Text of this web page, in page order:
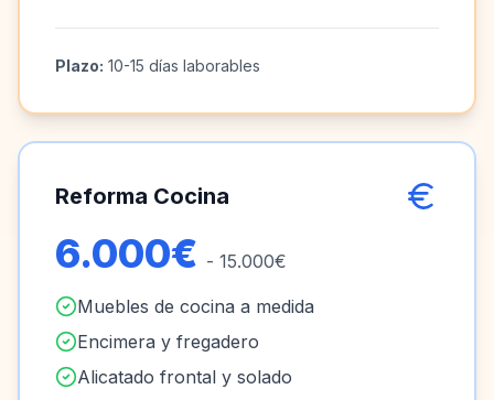
Plazo: 10-15 días laborables
Reforma Cocina
6.000€ - 15.000€
Muebles de cocina a medida
Encimera y fregadero
Alicatado frontal y solado